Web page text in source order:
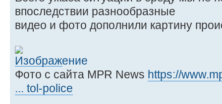
впоследствии разнообразные
видео и фото дополнили картину
Фото с сайта MPR News https://
... tol-police